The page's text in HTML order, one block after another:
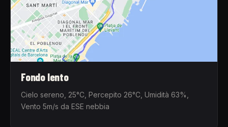
Fondo lento
Cielo sereno, 25°C, Percepito 26°C, Umidità 63%,
Vento 5m/s da ESE nebbia